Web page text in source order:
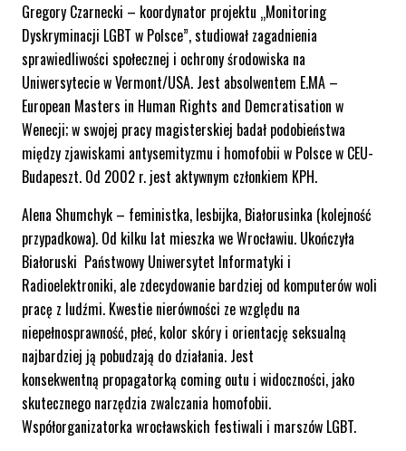
Gregory Czarnecki – koordynator projektu „Monitoring
Dyskryminacji LGBT w Polsce”, studiował zagadnienia
sprawiedliwości społecznej i ochrony środowiska na
Uniwersytecie w Vermont/USA. Jest absolwentem E.MA –
European Masters in Human Rights and Demcratisation w
Wenecji; w swojej pracy magisterskiej badał podobieństwa
między zjawiskami antysemityzmu i homofobii w Polsce w CEU-
Budapeszt. Od 2002 r. jest aktywnym członkiem KPH.
Alena Shumchyk – feministka, lesbijka, Białorusinka (kolejność
przypadkowa). Od kilku lat mieszka we Wrocławiu. Ukończyła
Białoruski Państwowy Uniwersytet Informatyki i
Radioelektroniki, ale zdecydowanie bardziej od komputerów woli
pracę z ludźmi. Kwestie nierówności ze względu na
niepełnosprawność, płeć, kolor skóry i orientację seksualną
najbardziej ją pobudzają do działania. Jest
konsekwentną propagatorką coming outu i widoczności, jako
skutecznego narzędzia zwalczania homofobii.
Współorganizatorka wrocławskich festiwali i marszów LGBT.